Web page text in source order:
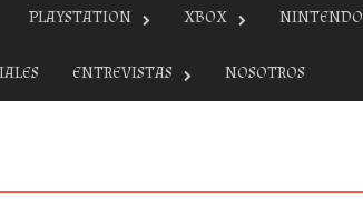
PLAYSTATION XBOX NINTENDO
ENTREVISTAS NOSOTROS